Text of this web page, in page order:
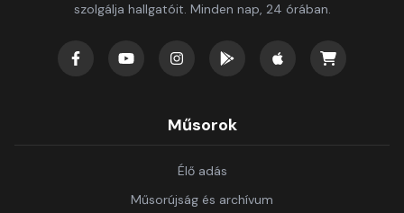
szolgálja hallgatóit. Minden nap, 24 órában.
Műsorok
Élő adás
Műsorújság és archívum